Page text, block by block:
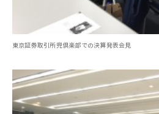
東京証券取引所兜倶楽部での決算発表会見